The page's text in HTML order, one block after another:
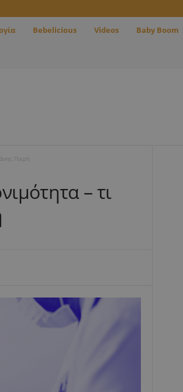
Bebelicious Videos Baby Boom
Πιερή
– τι